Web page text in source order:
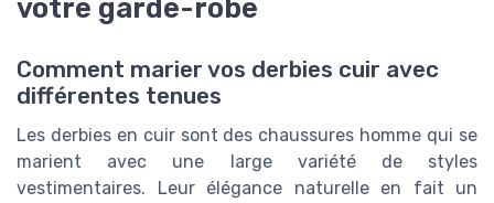
votre garde-robe
Comment marier vos derbies cuir avec
différentes tenues
Les derbies en cuir sont des chaussures homme qui se
marient avec une large variété de styles
vestimentaires. Leur élégance naturelle en fait un